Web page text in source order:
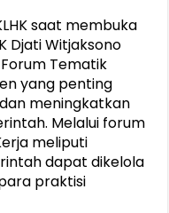
saat membuka
Djati Witjaksono
Tematik
yang penting
meningkatkan
Melalui forum
meliputi
dapat dikelola
praktisi